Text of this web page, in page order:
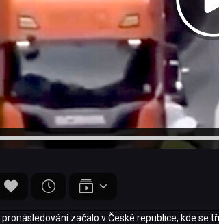
začalo v České republice, kde